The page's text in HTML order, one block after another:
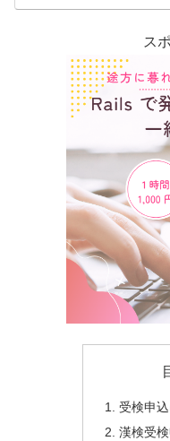
ス
受検申
漢検受